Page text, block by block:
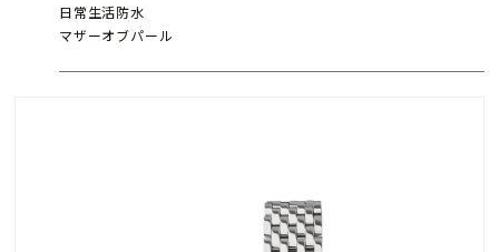
日常生活防水
マザーオブパール